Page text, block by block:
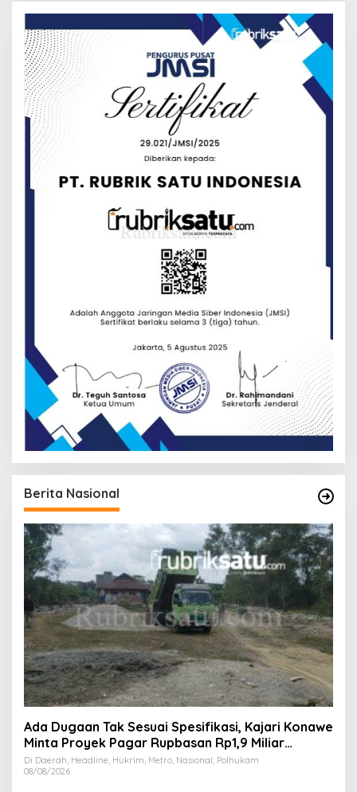
Berita Nasional
Ada Dugaan Tak Sesuai Spesifikasi, Kajari Konawe
Minta Proyek Pagar Rupbasan Rp1,9 Miliar
Dihentikan
Di Daerah, Headline, Hukrim, Metro, Nasional, Polhukam
08/08/2026